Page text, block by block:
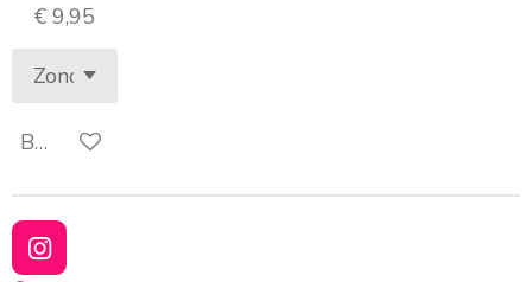
€ 9,95
Bekijk details
I